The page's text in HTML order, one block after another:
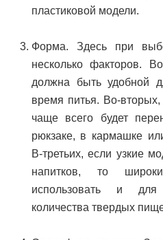
пластиковой модели.
Форма. Здесь при
несколько факторов.
должна быть удобной
время питья. Во-вторых,
чаще всего будет
рюкзаке, в кармашке
В-третьих, если узкие
напитков, то
использовать и для
количества твердых